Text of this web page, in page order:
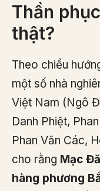
Thần
thật?
Theo chiều
một số nhà
Việt Nam (Ngô
Danh Phiệt,
Phan Văn Các,
cho rằng Mạc
hàng phương